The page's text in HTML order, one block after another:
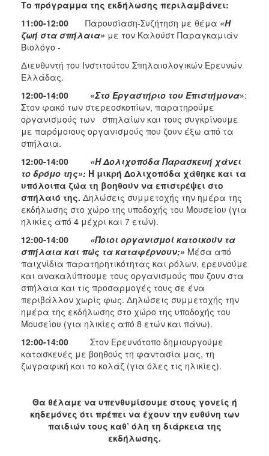
Το πρόγραμμα της εκδήλωσης περιλαμβάνει:
11:00-12:00 Παρουσίαση-Συζήτηση με θέμα «Η
ζωή στα σπήλαια» με τον Καλούστ Παραγκαμιάν
Βιολόγο -
Διευθυντή του Ινστιτούτου Σπηλαιολογικών Ερευνών
Ελλάδας.
12:00-14:00 «Στο Εργαστήριο του Επιστήμονα»:
Στον φακό των στερεοσκοπίων, παρατηρούμε
οργανισμούς των σπηλαίων και τους συγκρίνουμε
με παρόμοιους οργανισμούς που ζουν έξω από τα
σπήλαια.
12:00-14:00 «Η Δολιχοπόδα Παρασκευή χάνει
το δρόμο της»: Η μικρή Δολιχοπόδα χάθηκε και τα
υπόλοιπα ζώα τη βοηθούν να επιστρέψει στο
σπήλαιό της. Δηλώσεις συμμετοχής την ημέρα της
εκδήλωσης στο χώρο της υποδοχής του Μουσείου (για
ηλικίες από 4 μέχρι και 7 ετών).
12:00-14:00 «Ποιοι οργανισμοί κατοικούν τα
σπήλαια και πώς τα καταφέρνουν;» Μέσα από
παιχνίδια παρατηρητικότητας και ρόλων, ερευνούμε
και ανακαλύπτουμε τους οργανισμούς που ζουν στα
σπήλαια και τις προσαρμογές τους σε ένα
περιβάλλον χωρίς φως. Δηλώσεις συμμετοχής την
ημέρα της εκδήλωσης στο χώρο της υποδοχής του
Μουσείου (για ηλικίες από 8 ετών και πάνω).
12:00-14:00 Στον Ερευνότοπο δημιουργούμε
κατασκευές με βοηθούς τη φαντασία μας, τη
ζωγραφική και το κολάζ (για όλες τις ηλικίες).
Θα θέλαμε να υπενθυμίσουμε στους γονείς ή
κηδεμόνες ότι πρέπει να έχουν την ευθύνη των
παιδιών τους καθ’ όλη τη διάρκεια της
εκδήλωσης.